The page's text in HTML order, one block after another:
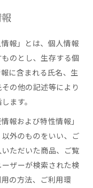
報」とは、個人情報
のとし、生存する個
に含まれる氏名、生
の他の記述等により
ます。
報および特性情報」
外のものをいい、ご
ただいた商品、ご覧
ザーが検索された検
の方法、ご利用環